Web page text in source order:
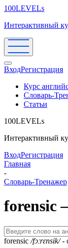
100LEVELs
Интерактивный
ВходРегистрация
Курс
Словарь-
Статьи
100LEVELs
Интерактивный
ВходРегистрация
Главная
-
Словарь-Тренажер
forensic
forensic /fɔːrɛnsik/-